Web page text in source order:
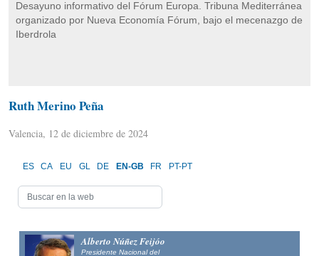
Desayuno informativo del Fórum Europa. Tribuna Mediterránea
organizado por Nueva Economía Fórum, bajo el mecenazgo de
Iberdrola
Ruth Merino Peña
Valencia, 12 de diciembre de 2024
ES CA EU GL DE EN-GB FR PT-PT
Alberto Núñez Feijóo
Presidente Nacional del